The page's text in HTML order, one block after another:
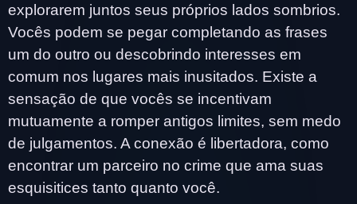
explorarem juntos seus próprios lados sombrios.
Vocês podem se pegar completando as frases
um do outro ou descobrindo interesses em
comum nos lugares mais inusitados. Existe a
sensação de que vocês se incentivam
mutuamente a romper antigos limites, sem medo
de julgamentos. A conexão é libertadora, como
encontrar um parceiro no crime que ama suas
esquisitices tanto quanto você.